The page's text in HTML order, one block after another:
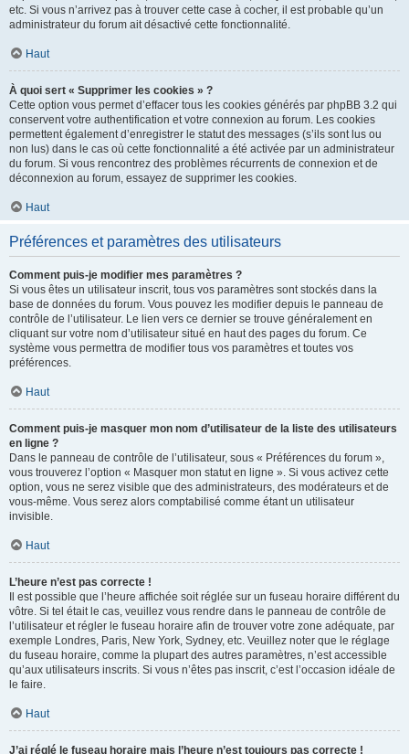
etc. Si vous n’arrivez pas à trouver cette case à cocher, il est probable qu’un
administrateur du forum ait désactivé cette fonctionnalité.
Haut
À quoi sert « Supprimer les cookies » ?
Cette option vous permet d’effacer tous les cookies générés par phpBB 3.2 qui
conservent votre authentification et votre connexion au forum. Les cookies
permettent également d’enregistrer le statut des messages (s’ils sont lus ou
non lus) dans le cas où cette fonctionnalité a été activée par un administrateur
du forum. Si vous rencontrez des problèmes récurrents de connexion et de
déconnexion au forum, essayez de supprimer les cookies.
Haut
Préférences et paramètres des utilisateurs
Comment puis-je modifier mes paramètres ?
Si vous êtes un utilisateur inscrit, tous vos paramètres sont stockés dans la
base de données du forum. Vous pouvez les modifier depuis le panneau de
contrôle de l’utilisateur. Le lien vers ce dernier se trouve généralement en
cliquant sur votre nom d’utilisateur situé en haut des pages du forum. Ce
système vous permettra de modifier tous vos paramètres et toutes vos
préférences.
Haut
Comment puis-je masquer mon nom d’utilisateur de la liste des utilisateurs
en ligne ?
Dans le panneau de contrôle de l’utilisateur, sous « Préférences du forum »,
vous trouverez l’option « Masquer mon statut en ligne ». Si vous activez cette
option, vous ne serez visible que des administrateurs, des modérateurs et de
vous-même. Vous serez alors comptabilisé comme étant un utilisateur
invisible.
Haut
L’heure n’est pas correcte !
Il est possible que l’heure affichée soit réglée sur un fuseau horaire différent du
vôtre. Si tel était le cas, veuillez vous rendre dans le panneau de contrôle de
l’utilisateur et régler le fuseau horaire afin de trouver votre zone adéquate, par
exemple Londres, Paris, New York, Sydney, etc. Veuillez noter que le réglage
du fuseau horaire, comme la plupart des autres paramètres, n’est accessible
qu’aux utilisateurs inscrits. Si vous n’êtes pas inscrit, c’est l’occasion idéale de
le faire.
Haut
J’ai réglé le fuseau horaire mais l’heure n’est toujours pas correcte !